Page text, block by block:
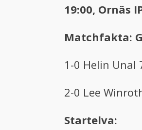
19:00, Ornäs
Matchfakta:
1-0 Helin Unal
2-0 Lee
Startelva: